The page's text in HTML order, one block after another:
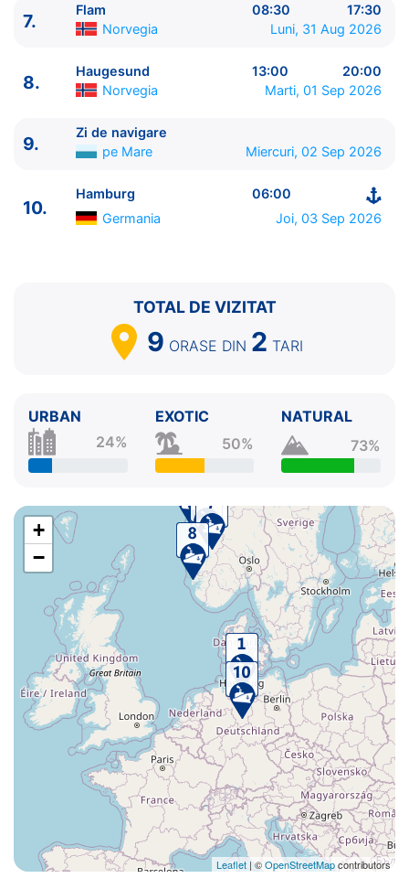
7.
Norvegia
Norvegia
Zi de navigare
0:00 - 0:00
10.
Hamburg Germania 06:00 - ⚓
7.
Flam 08:30
17:30
Norvegia
Luni, 31 Aug 2026
8.
Haugesund 13:00
20:00
Norvegia
Marti, 01 Sep 2026
9.
Zi de navigare
pe Mare
Miercuri, 02 Sep 2026
10.
Hamburg
06:00
Germania
Joi, 03 Sep 2026
TOTAL DE VIZITAT
9 ORASE DIN 2 TARI
URBAN
24%
EXOTIC
50%
NATURAL
73%
+
−
Leaflet | ©OpenStreetMapcontributors